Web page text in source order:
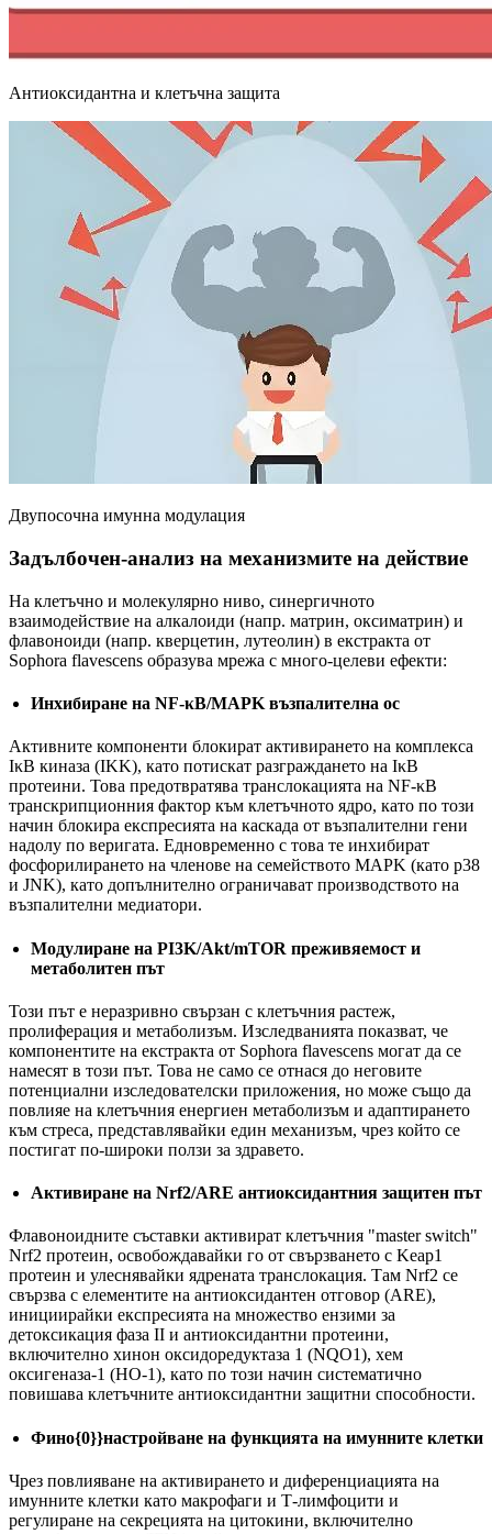
Антиоксидантна и клетъчна защита
Двупосочна имунна модулация
Задълбочен-анализ на механизмите на действие
На клетъчно и молекулярно ниво, синергичното
взаимодействие на алкалоиди (напр. матрин, оксиматрин) и
флавоноиди (напр. кверцетин, лутеолин) в екстракта от
Sophora flavescens образува мрежа с много-целеви ефекти:
Инхибиране на NF-κB/MAPK възпалителна ос
Активните компоненти блокират активирането на комплекса
IκB киназа (IKK), като потискат разграждането на IκB
протеини. Това предотвратява транслокацията на NF-κB
транскрипционния фактор към клетъчното ядро, като по този
начин блокира експресията на каскада от възпалителни гени
надолу по веригата. Едновременно с това те инхибират
фосфорилирането на членове на семейството MAPK (като p38
и JNK), като допълнително ограничават производството на
възпалителни медиатори.
Модулиране на PI3K/Akt/mTOR преживяемост и
метаболитен път
Този път е неразривно свързан с клетъчния растеж,
пролиферация и метаболизъм. Изследванията показват, че
компонентите на екстракта от Sophora flavescens могат да се
намесят в този път. Това не само се отнася до неговите
потенциални изследователски приложения, но може също да
повлияе на клетъчния енергиен метаболизъм и адаптирането
към стреса, представлявайки един механизъм, чрез който се
постигат по-широки ползи за здравето.
Активиране на Nrf2/ARE антиоксидантния защитен път
Флавоноидните съставки активират клетъчния "master switch"
Nrf2 протеин, освобождавайки го от свързването с Keap1
протеин и улеснявайки ядрената транслокация. Там Nrf2 се
свързва с елементите на антиоксидантен отговор (ARE),
инициирайки експресията на множество ензими за
детоксикация фаза II и антиоксидантни протеини,
включително хинон оксидоредуктаза 1 (NQO1), хем
оксигеназа-1 (HO-1), като по този начин систематично
повишава клетъчните антиоксидантни защитни способности.
Фино{0}}настройване на функцията на имунните клетки
Чрез повлияване на активирането и диференциацията на
имунните клетки като макрофаги и Т-лимфоцити и
регулиране на секрецията на цитокини, включително